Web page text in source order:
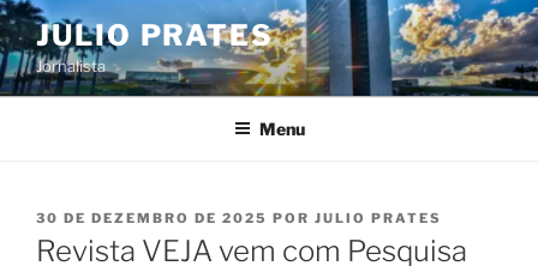
Pular
para
o
conteúdo
JULIO PRATES
Jornalista
Menu
PUBLICADO
EM
30 DE DEZEMBRO DE 2025 POR JULIO PRATES
Revista VEJA vem com Pesquisa